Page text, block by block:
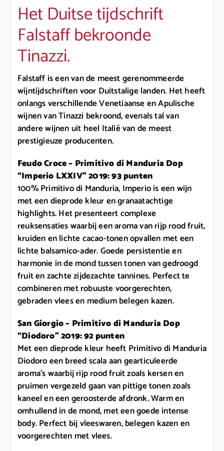
Het Duitse tijdschrift
Falstaff bekroonde
Tinazzi.
Falstaff is een van de meest gerenommeerde
wijntijdschriften voor Duitstalige landen. Het heeft
onlangs verschillende Venetiaanse en Apulische
wijnen van Tinazzi bekroond, evenals tal van
andere wijnen uit heel Italië van de meest
prestigieuze producenten.
Feudo Croce – Primitivo di Manduria Dop
“Imperio LXXIV” 2019: 93 punten
100% Primitivo di Manduria, Imperio is een wijn
met een dieprode kleur en granaatachtige
highlights. Het presenteert complexe
reuksensaties waarbij een aroma van rijp rood fruit,
kruiden en lichte cacao-tonen opvallen met een
lichte balsamico-ader. Goede persistentie en
harmonie in de mond tussen tonen van gedroogd
fruit en zachte zijdezachte tannines. Perfect te
combineren met robuuste voorgerechten,
gebraden vlees en medium belegen kazen.
San Giorgio – Primitivo di Manduria Dop
“Diodoro” 2019: 92 punten
Met een dieprode kleur heeft Primitivo di Manduria
Diodoro een breed scala aan gearticuleerde
aroma’s waarbij rijp rood fruit zoals kersen en
pruimen vergezeld gaan van pittige tonen zoals
kaneel en een geroosterde afdronk. Warm en
omhullend in de mond, met een goede intense
body. Perfect bij vleeswaren, belegen kazen en
voorgerechten met vlees.